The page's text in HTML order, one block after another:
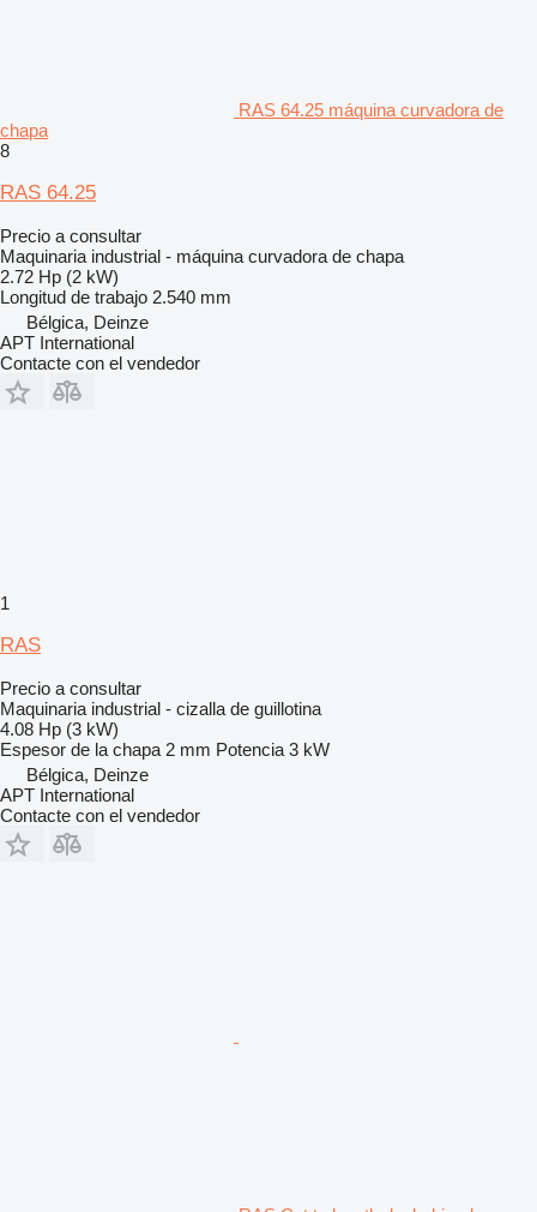
RAS 64.25 máquina curvadora de
chapa
8
RAS 64.25
Precio a consultar
Maquinaria industrial - máquina curvadora de chapa
2.72 Hp (2 kW)
Longitud de trabajo 2.540 mm
Bélgica, Deinze
APT International
Contacte con el vendedor
1
RAS
Precio a consultar
Maquinaria industrial - cizalla de guillotina
4.08 Hp (3 kW)
Espesor de la chapa 2 mm Potencia 3 kW
Bélgica, Deinze
APT International
Contacte con el vendedor